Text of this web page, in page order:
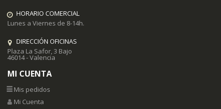
HORARIO COMERCIAL
Lunes a Viernes de 8-14h.
DIRECCIÓN OFICINAS
Plaza La Safor, 3 Bajo
46014 - Valencia
MI CUENTA
Mis pedidos
Mi Cuenta